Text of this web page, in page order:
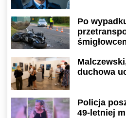
Po
duchowa
Policja
49-letniej